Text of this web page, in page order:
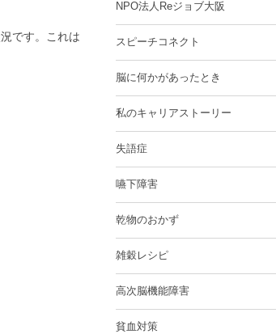
です。これは
NPO法人Reジョブ大阪
スピーチコネクト
脳に何かがあったとき
私のキャリアストーリー
失語症
嚥下障害
乾物のおかず
雑穀レシピ
高次脳機能障害
貧血対策